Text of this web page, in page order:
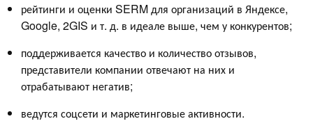
рейтинги и оценки SERM для организаций в Яндексе,
Google, 2GIS и т. д. в идеале выше, чем у конкурентов;
поддерживается качество и количество отзывов,
представители компании отвечают на них и
отрабатывают негатив;
ведутся соцсети и маркетинговые активности.